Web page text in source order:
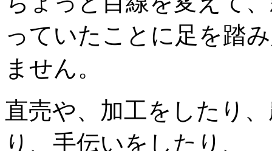
っていたことに足を踏
ません。
直売や、加工をしたり
り、手伝いをしたり、